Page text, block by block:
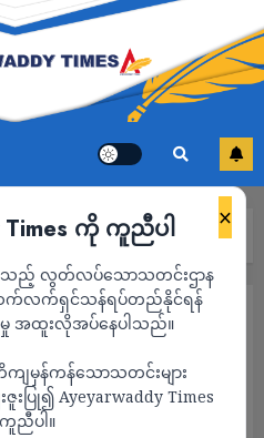
×
Times ကို ကူညီပါ
ည့် လွတ်လပ်သောသတင်းဌာန
ဆက်လက်ရှင်သန်ရပ်တည်နိုင်ရန်
ထူးလိုအပ်နေပါသည်။
ျမှန်ကန်သောသတင်းများ
ပြု၍ Ayeyarwaddy Times
ညီပါ။
ျုံးရွာမယ်လို့ မိုးဇလသတိပေး
ချုံးရွာမယ်လို့ မိုးဇလ